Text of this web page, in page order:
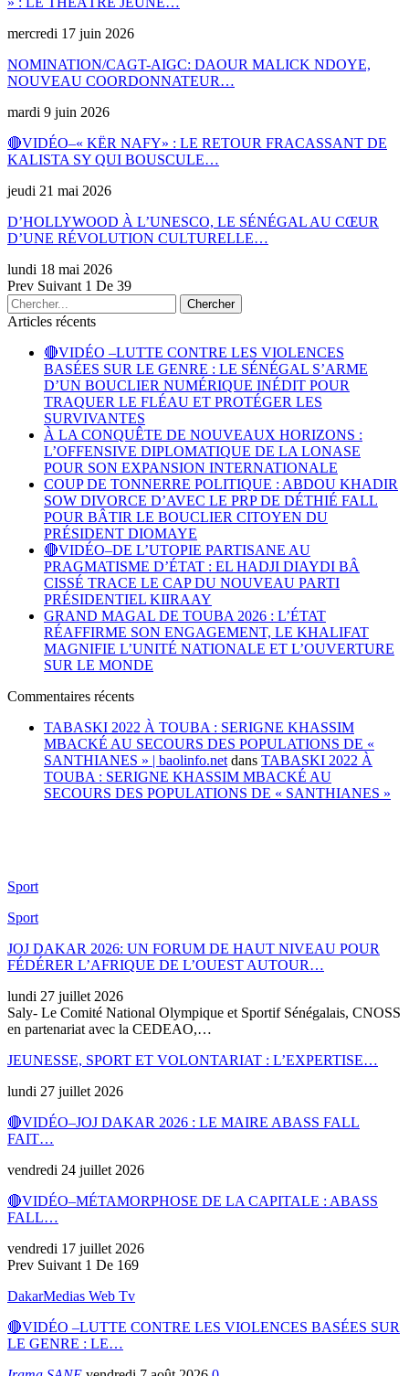
mercredi 17 juin 2026
NOMINATION/CAGT-AIGC: DAOUR MALICK NDOYE,
NOUVEAU COORDONNATEUR…
mardi 9 juin 2026
🔴VIDÉO–« KËR NAFY» : LE RETOUR FRACASSANT DE
KALISTA SY QUI BOUSCULE…
jeudi 21 mai 2026
D’HOLLYWOOD À L’UNESCO, LE SÉNÉGAL AU CŒUR
D’UNE RÉVOLUTION CULTURELLE…
lundi 18 mai 2026
Prev Suivant 1 De 39
Articles récents
🔴VIDÉO –LUTTE CONTRE LES VIOLENCES
BASÉES SUR LE GENRE : LE SÉNÉGAL S’ARME
D’UN BOUCLIER NUMÉRIQUE INÉDIT POUR
TRAQUER LE FLÉAU ET PROTÉGER LES
SURVIVANTES
À LA CONQUÊTE DE NOUVEAUX HORIZONS :
L’OFFENSIVE DIPLOMATIQUE DE LA LONASE
POUR SON EXPANSION INTERNATIONALE
COUP DE TONNERRE POLITIQUE : ABDOU KHADIR
SOW DIVORCE D’AVEC LE PRP DE DÉTHIÉ FALL
POUR BÂTIR LE BOUCLIER CITOYEN DU
PRÉSIDENT DIOMAYE
🔴VIDÉO–DE L’UTOPIE PARTISANE AU
PRAGMATISME D’ÉTAT : EL HADJI DIAYDI BÂ
CISSÉ TRACE LE CAP DU NOUVEAU PARTI
PRÉSIDENTIEL KIIRAAY
GRAND MAGAL DE TOUBA 2026 : L’ÉTAT
RÉAFFIRME SON ENGAGEMENT, LE KHALIFAT
MAGNIFIE L’UNITÉ NATIONALE ET L’OUVERTURE
SUR LE MONDE
Commentaires récents
TABASKI 2022 À TOUBA : SERIGNE KHASSIM
MBACKÉ AU SECOURS DES POPULATIONS DE «
SANTHIANES » | baolinfo.net dans TABASKI 2022 À
TOUBA : SERIGNE KHASSIM MBACKÉ AU
SECOURS DES POPULATIONS DE « SANTHIANES »
Sport
Sport
JOJ DAKAR 2026: UN FORUM DE HAUT NIVEAU POUR
FÉDÉRER L’AFRIQUE DE L’OUEST AUTOUR…
lundi 27 juillet 2026
Saly- Le Comité National Olympique et Sportif Sénégalais, CNOSS
en partenariat avec la CEDEAO,…
JEUNESSE, SPORT ET VOLONTARIAT : L’EXPERTISE…
lundi 27 juillet 2026
🔴VIDÉO–JOJ DAKAR 2026 : LE MAIRE ABASS FALL
FAIT…
vendredi 24 juillet 2026
🔴VIDÉO–MÉTAMORPHOSE DE LA CAPITALE : ABASS
FALL…
vendredi 17 juillet 2026
Prev Suivant 1 De 169
DakarMedias Web Tv
🔴VIDÉO –LUTTE CONTRE LES VIOLENCES BASÉES SUR
LE GENRE : LE…